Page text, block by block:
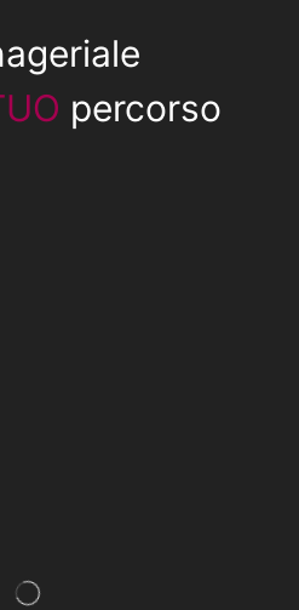
percorso